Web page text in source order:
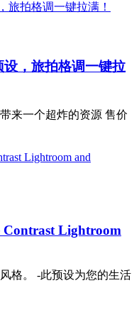
，旅拍格调一键拉
来一个超炸的资源 售价
Contrast Lightroom
格。 -此预设为您的生活